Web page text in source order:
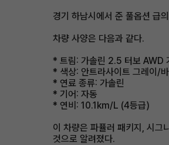
경기 하남시에서 준 풀옵션 급
차량 사양은 다음과 같다.
* 트림: 가솔린 2.5 터보 AWD
* 색상: 안트라사이트 그레이/
* 연료 종류: 가솔린
* 기어: 자동
* 연비: 10.1km/L (4등급)
이 차량은 파퓰러 패키지, 시그
것으로 알려졌다.